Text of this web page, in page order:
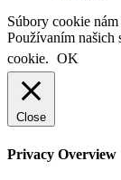
Súbory cookie
Používaním našich
cookie. OK
Close
Privacy Overview